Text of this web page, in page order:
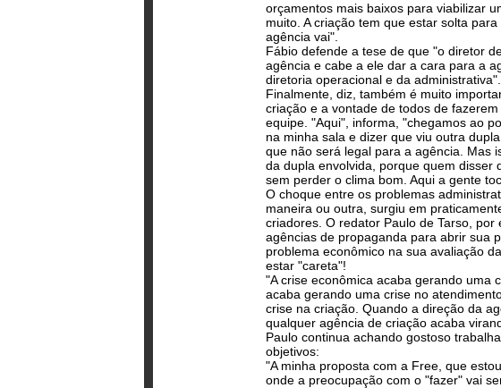
orçamentos mais baixos para viabilizar
muito. A criação tem que estar solta
agência vai".
Fábio defende a tese de que "o diretor
agência e cabe a ele dar a cara para a
diretoria operacional e da administrativa".
Finalmente, diz, também é muito
criação e a vontade de todos de
equipe. "Aqui", informa, "chegamos ao
na minha sala e dizer que viu outra
que não será legal para a agência. Mas
da dupla envolvida, porque quem disser
sem perder o clima bom. Aqui a gente
O choque entre os problemas
maneira ou outra, surgiu em
criadores. O redator Paulo de Tarso,
agências de propaganda para abrir sua
problema econômico na sua avaliação
estar "careta"!
"A crise econômica acaba gerando uma
acaba gerando uma crise no
crise na criação. Quando a direção da
qualquer agência de criação acaba
Paulo continua achando gostoso
objetivos:
"A minha proposta com a Free, que
onde a preocupação com o "fazer" vai